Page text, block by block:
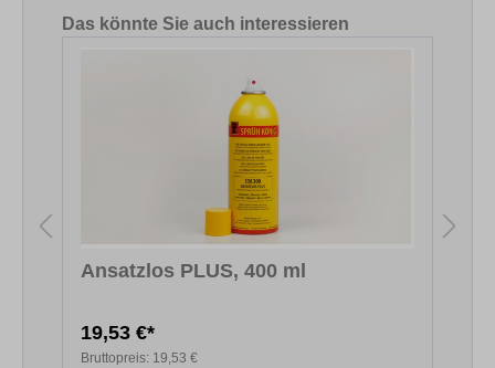
Produktgalerie überspringen
Das könnte Sie auch interessieren
Ansatzlos PLUS, 400 ml
19,53 €*
Bruttopreis: 19,53 €